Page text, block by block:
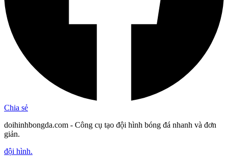
Chia sẻ
doihinhbongda.com - Công cụ tạo đội hình bóng đá nhanh và đơn
giản.
đội hình.